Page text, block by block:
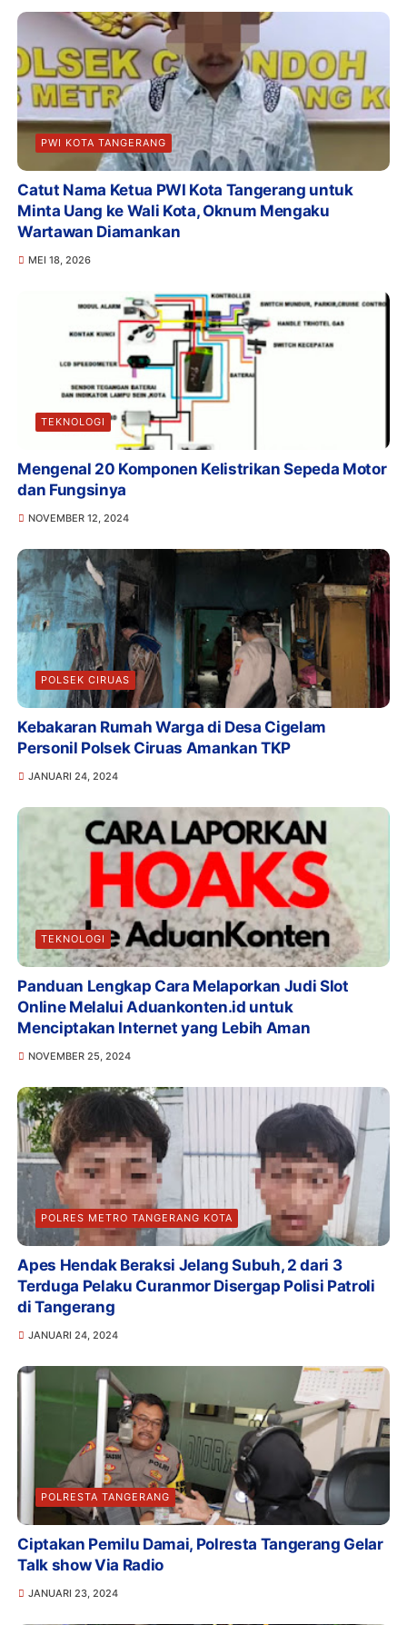
PWI KOTA TANGERANG
Catut Nama Ketua PWI Kota Tangerang untuk
Minta Uang ke Wali Kota, Oknum Mengaku
Wartawan Diamankan
MEI 18, 2026
TEKNOLOGI
Mengenal 20 Komponen Kelistrikan Sepeda Motor
dan Fungsinya
NOVEMBER 12, 2024
POLSEK CIRUAS
Kebakaran Rumah Warga di Desa Cigelam
Personil Polsek Ciruas Amankan TKP
JANUARI 24, 2024
TEKNOLOGI
Panduan Lengkap Cara Melaporkan Judi Slot
Online Melalui Aduankonten.id untuk
Menciptakan Internet yang Lebih Aman
NOVEMBER 25, 2024
POLRES METRO TANGERANG KOTA
Apes Hendak Beraksi Jelang Subuh, 2 dari 3
Terduga Pelaku Curanmor Disergap Polisi Patroli
di Tangerang
JANUARI 24, 2024
POLRESTA TANGERANG
Ciptakan Pemilu Damai, Polresta Tangerang Gelar
Talk show Via Radio
JANUARI 23, 2024